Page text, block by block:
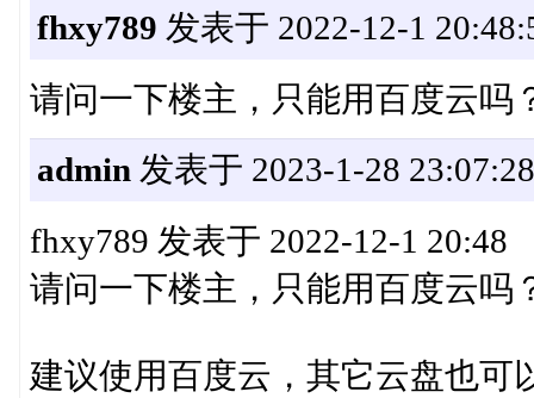
fhxy789 发表于 2022-12-1
请问一下楼主，只能用百度云吗
admin 发表于 2023-1-28 23:07:28
fhxy789 发表于 2022-12-1 20:48
请问一下楼主，只能用百度云吗
建议使用百度云，其它云盘也可